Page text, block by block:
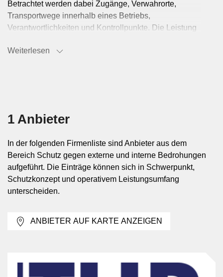
Betrachtet werden dabei Zugänge, Verwahrorte,
Transportwege innerhalb eines Betriebs,
Verantwortlichkeiten und Kontrollpunkte. Die Leistung
Prüf- und Interventionsmassnahmen verbinden. Ziel ist
Wertschutz
Angewendet wird diese Leistung dort, wo Bargeld,
Valoren, Edelmetalle, hochpreisige Waren,
vertrauliche Unterlagen oder sensible Betriebsmittel
geschützt werden müssen. Typische Kontexte sind
Übergabepunkte und Bereiche mit eingeschränktem
weil Sicherheitslücken oft an Schnittstellen entstehen.
Weiterlesen
1 Anbieter
In der folgenden Firmenliste sind Anbieter aus dem
Bereich Schutz gegen externe und interne Bedrohungen
aufgeführt. Die Einträge können sich in Schwerpunkt,
Schutzkonzept und operativem Leistungsumfang
unterscheiden.
ANBIETER AUF KARTE ANZEIGEN